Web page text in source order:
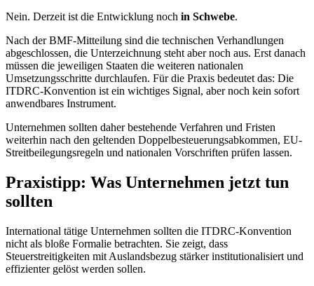
Nein. Derzeit ist die Entwicklung noch in Schwebe.
Nach der BMF-Mitteilung sind die technischen Verhandlungen
abgeschlossen, die Unterzeichnung steht aber noch aus. Erst danach
müssen die jeweiligen Staaten die weiteren nationalen
Umsetzungsschritte durchlaufen. Für die Praxis bedeutet das: Die
ITDRC-Konvention ist ein wichtiges Signal, aber noch kein sofort
anwendbares Instrument.
Unternehmen sollten daher bestehende Verfahren und Fristen
weiterhin nach den geltenden Doppelbesteuerungsabkommen, EU-
Streitbeilegungsregeln und nationalen Vorschriften prüfen lassen.
Praxistipp: Was Unternehmen jetzt tun
sollten
International tätige Unternehmen sollten die ITDRC-Konvention
nicht als bloße Formalie betrachten. Sie zeigt, dass
Steuerstreitigkeiten mit Auslandsbezug stärker institutionalisiert und
effizienter gelöst werden sollen.